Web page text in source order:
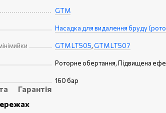
GTM
Насадка для видалення бруду
GTM LT505,GTM LT507
Роторне обертання, Підвищена
160 бар
Гарантія